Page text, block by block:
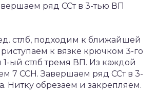
ряд ССт в 3-тью ВП
стлб, подходим к ближайшей
к вязке крючком 3-го
ый стлб тремя ВП. Из каждой
7 ССН. Завершаем ряд ССт в 3-
Нитку обрезаем и закрепляем.